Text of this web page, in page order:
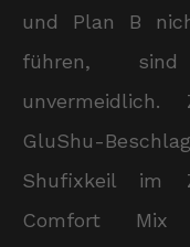
und Plan B
führen, sind
GluShu-
Shufixkeil im
Comfort Mix